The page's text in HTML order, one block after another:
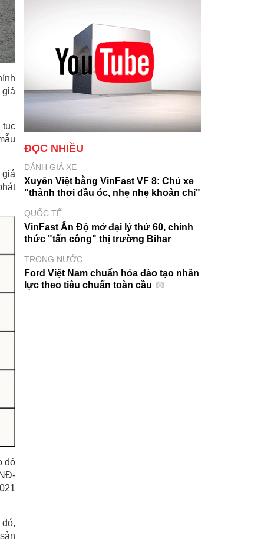
tục
giá
đó
ĐỌC NHIỀU
ĐÁNH GIÁ XE
Xuyên Việt bằng VinFast VF 8: Chủ xe
"thảnh thơi đầu óc, nhẹ nhẹ khoản chi"
QUỐC TẾ
VinFast Ấn Độ mở đại lý thứ 60, chính
thức "tấn công" thị trường Bihar
TRONG NƯỚC
Ford Việt Nam chuẩn hóa đào tạo nhân
lực theo tiêu chuẩn toàn cầu